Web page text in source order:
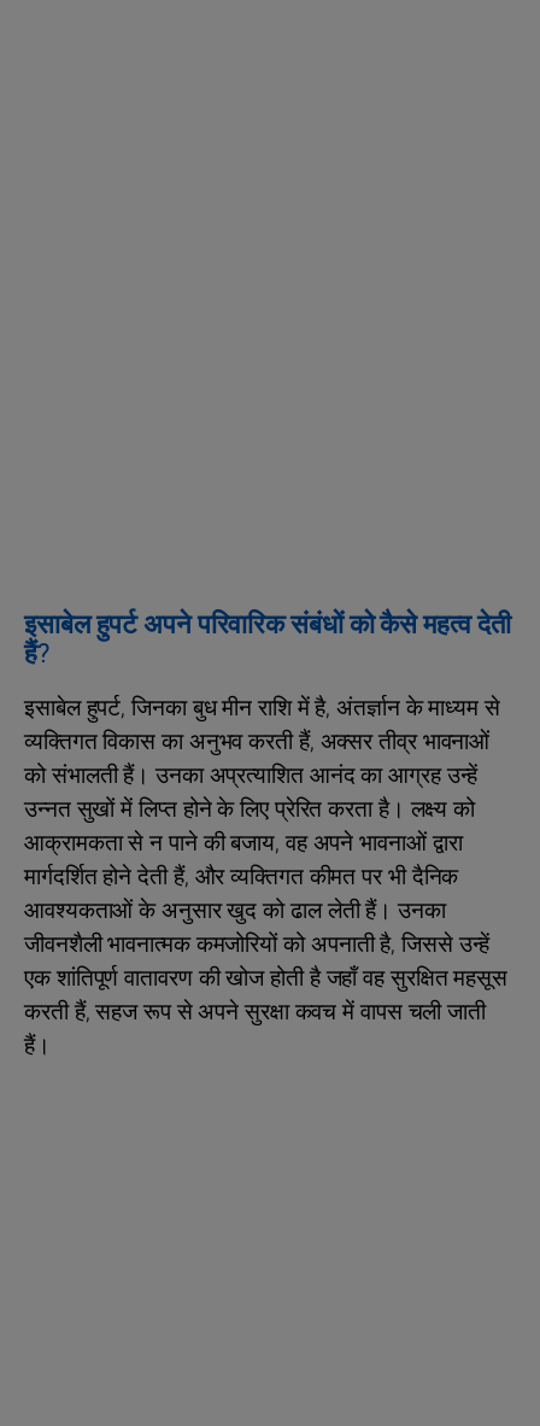
इसाबेल हुपर्ट अपने परिवारिक संबंधों को कैसे महत्व देती
हैं?
इसाबेल हुपर्ट, जिनका बुध मीन राशि में है, अंतर्ज्ञान के माध्यम से
व्यक्तिगत विकास का अनुभव करती हैं, अक्सर तीव्र भावनाओं
को संभालती हैं। उनका अप्रत्याशित आनंद का आग्रह उन्हें
उन्नत सुखों में लिप्त होने के लिए प्रेरित करता है। लक्ष्य को
आक्रामकता से न पाने की बजाय, वह अपने भावनाओं द्वारा
मार्गदर्शित होने देती हैं, और व्यक्तिगत कीमत पर भी दैनिक
आवश्यकताओं के अनुसार खुद को ढाल लेती हैं। उनका
जीवनशैली भावनात्मक कमजोरियों को अपनाती है, जिससे उन्हें
एक शांतिपूर्ण वातावरण की खोज होती है जहाँ वह सुरक्षित महसूस
करती हैं, सहज रूप से अपने सुरक्षा कवच में वापस चली जाती
हैं।